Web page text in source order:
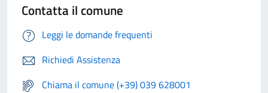
Contatta il comune
Leggi le domande frequenti
Richiedi Assistenza
Chiama il comune (+39) 039 628001